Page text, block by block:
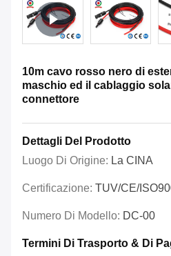
10m cavo rosso nero di
maschio ed il cablaggio
connettore
Dettagli Del Prodotto
Luogo Di Origine: La CINA
Certificazione: TUV/CE/
Numero Di Modello: DC-00
Termini Di Trasporto & Di